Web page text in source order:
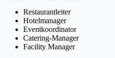
Restaurantleiter
Hotelmanager
Eventkoordinator
Catering-Manager
Facility Manager